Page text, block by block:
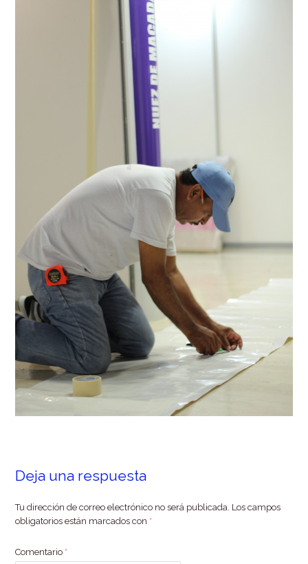
Deja una respuesta
Tu dirección de correo electrónico no será publicada. Los campos
obligatorios están marcados con *
Comentario *